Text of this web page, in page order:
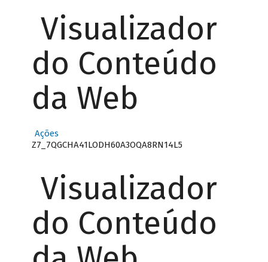
Visualizador
do Conteúdo
da Web
Ações
Z7_7QGCHA41LODH60A3OQA8RN14L5
Visualizador
do Conteúdo